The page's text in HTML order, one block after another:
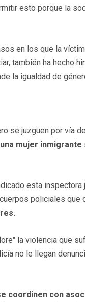
esto porque la
en los que la
también ha hecho
la igualdad de
se juzguen por vía
una mujer inmigrante
esta inspectora
policiales que
la violencia que
no le llegan
coordinen con